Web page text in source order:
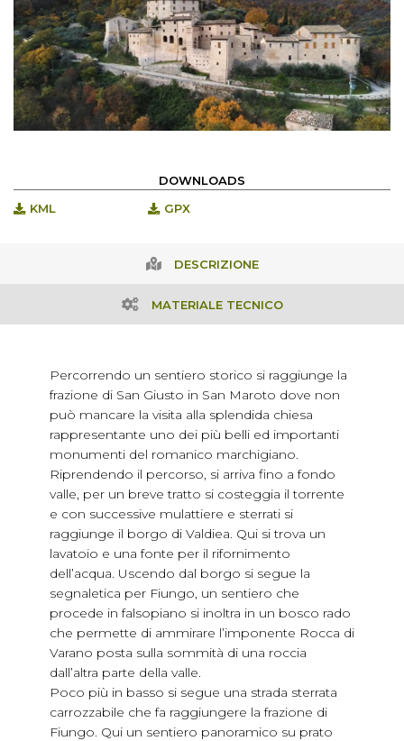
DOWNLOADS
KML
GPX
DESCRIZIONE
MATERIALE TECNICO
Percorrendo un sentiero storico si raggiunge la
frazione di San Giusto in San Maroto dove non
può mancare la visita alla splendida chiesa
rappresentante uno dei più belli ed importanti
monumenti del romanico marchigiano.
Riprendendo il percorso, si arriva fino a fondo
valle, per un breve tratto si costeggia il torrente
e con successive mulattiere e sterrati si
raggiunge il borgo di Valdiea. Qui si trova un
lavatoio e una fonte per il rifornimento
dell’acqua. Uscendo dal borgo si segue la
segnaletica per Fiungo, un sentiero che
procede in falsopiano si inoltra in un bosco rado
che permette di ammirare l’imponente Rocca di
Varano posta sulla sommità di una roccia
dall’altra parte della valle.
Poco più in basso si segue una strada sterrata
carrozzabile che fa raggiungere la frazione di
Fiungo. Qui un sentiero panoramico su prato